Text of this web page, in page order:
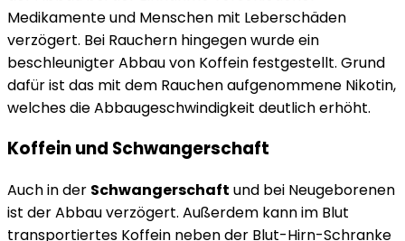
Medikamente und Menschen mit Leberschäden
verzögert. Bei Rauchern hingegen wurde ein
beschleunigter Abbau von Koffein festgestellt. Grund
dafür ist das mit dem Rauchen aufgenommene Nikotin,
welches die Abbaugeschwindigkeit deutlich erhöht.
Koffein und Schwangerschaft
Auch in der Schwangerschaft und bei Neugeborenen
ist der Abbau verzögert. Außerdem kann im Blut
transportiertes Koffein neben der Blut-Hirn-Schranke